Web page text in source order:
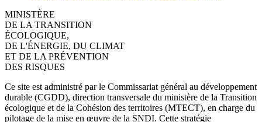
MINISTÈRE
DE LA TRANSITION
ÉCOLOGIQUE,
DE L'ÉNERGIE, DU CLIMAT
ET DE LA PRÉVENTION
DES RISQUES
Ce site est administré par le Commissariat général au développement
durable (CGDD), direction transversale du ministère de la Transition
écologique et de la Cohésion des territoires (MTECT), en charge du
pilotage de la mise en œuvre de la SNDI. Cette stratégie